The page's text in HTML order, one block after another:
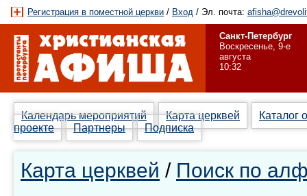
Регистрация в поместной церкви / Вход / Эл. почта:
Санкт-Петербург
Воскресенье, 9-е
августа
10:32
Календарь мероприятий Карта церквей
Каталог
проекте
Партнеры Подписка
Карта церквей / Поиск по